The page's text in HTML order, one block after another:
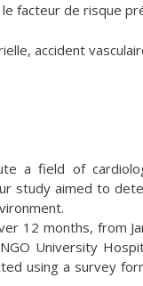
facteur de risque
accident
a field of
study aimed to
12 months, from
University
using a survey